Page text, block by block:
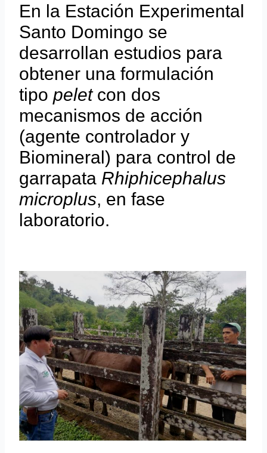
En la Estación Experimental
Santo Domingo se
desarrollan estudios para
obtener una formulación
tipopeletcon dos
mecanismos de acción
(agente controlador y
Biomineral) para control de
garrapata Rhiphicephalus
microplus, en fase
laboratorio.